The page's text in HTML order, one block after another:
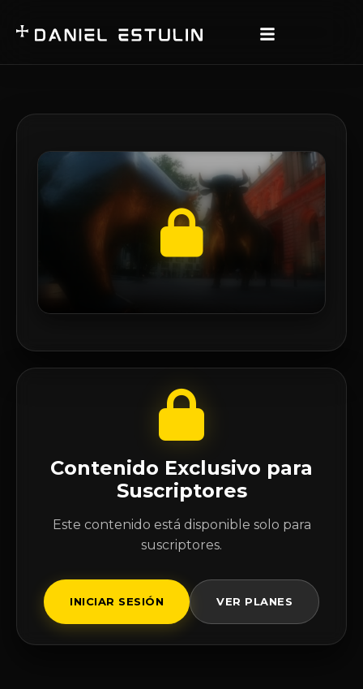
Contenido Exclusivo para
Suscriptores
Este contenido está disponible solo para
suscriptores.
INICIAR SESIÓN VER PLANES